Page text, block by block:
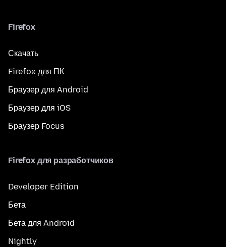
Firefox
Скачать
Firefox для ПК
Браузер для Android
Браузер для iOS
Браузер Focus
Firefox для разработчиков
Developer Edition
Бета
Бета для Android
Nightly